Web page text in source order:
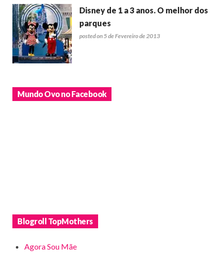
Disney de 1 a 3 anos. O melhor dos
parques
posted on 5 de Fevereiro de 2013
Mundo Ovo no Facebook
Blogroll TopMothers
Agora Sou Mãe